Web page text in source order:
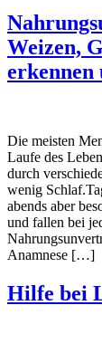
Weizen,
erkennen
Die meisten
Laufe des
durch
wenig
abends aber
und fallen bei
Anamnese […]
Hilfe bei